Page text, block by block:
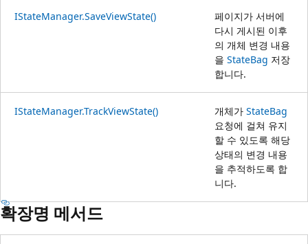
IStateManager.SaveViewState()
페이지가 서버에
다시 게시된 이후
의 개체 변경 내용
을 StateBag 저장
합니다.
IStateManager.TrackViewState() 개체가 StateBag
요청에 걸쳐 유지
할 수 있도록 해당
상태의 변경 내용
을 추적하도록 합
니다.
확장명 메서드